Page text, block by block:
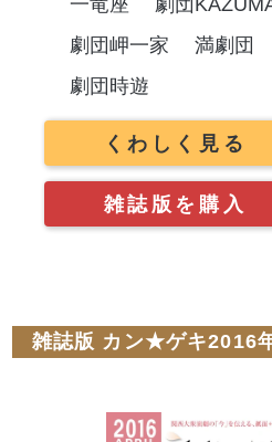
劇団岬一家
満劇団
劇団時遊
くわしく見る
雑誌版を購入
雑誌版 カン★ゲキ2016